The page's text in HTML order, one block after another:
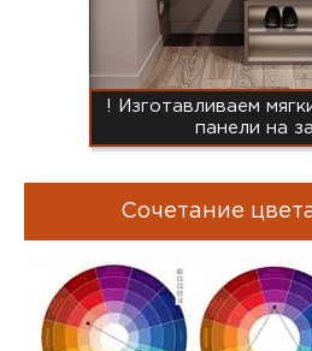
! Изготавливаем
панели на
Сочетание